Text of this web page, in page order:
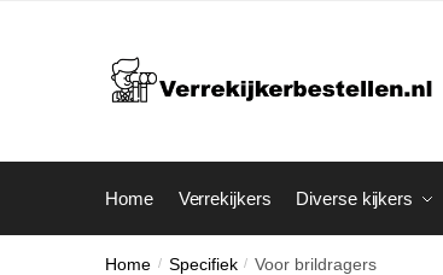
Home Verrekijkers Diverse kijkers
Home / Specifiek / Voor brildragers